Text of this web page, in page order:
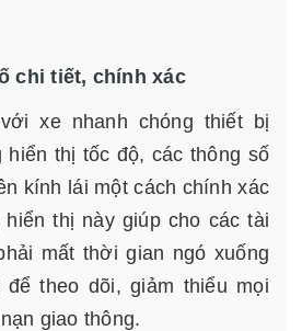
chi tiết, chính xác
xe nhanh chóng thiết bị
hiển thị tốc độ, các thông số
kính lái một cách chính xác
thị này giúp cho các tài
mất thời gian ngó xuống
theo dõi, giảm thiểu mọi
giao thông.